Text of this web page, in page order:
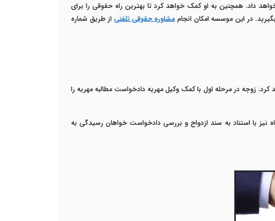
داد. همچنین به او کمک خواهد کرد تا بهترین راه حقوقی را برای
در این موسسه امکان انجاممشاوره حقوقی تلفنیاز طریق شماره
زوجه در مرحله اول با کمک وکیل مهریه دادخواست مطالبه مهریه را
با استناد به سند ازدواج و بررسی دادخواست خواهان رسیدگی به